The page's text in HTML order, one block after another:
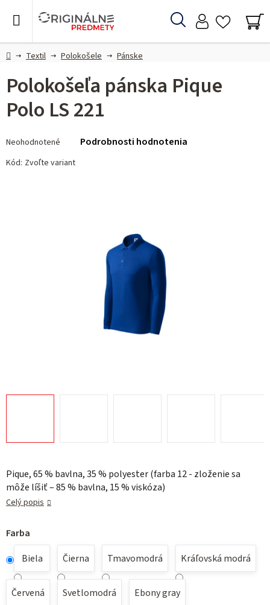
Hľadať
DomovTextil Polokošele Pánske
Pique, 65 % bavlna, 35 % polyester (farba 12 - zloženie sa
môže líšiť – 85 % bavlna, 15 % viskóza)
Celý popis
Farba
Biela
Čierna Tmavomodrá Kráľovská modrá
Červená Svetlomodrá Ebony gray
Polokošeľa pánska Pique
Polo LS 221
hodnotenie
produktu
Neohodnotené Podrobnosti hodnotenia
Kód: Zvoľte variant